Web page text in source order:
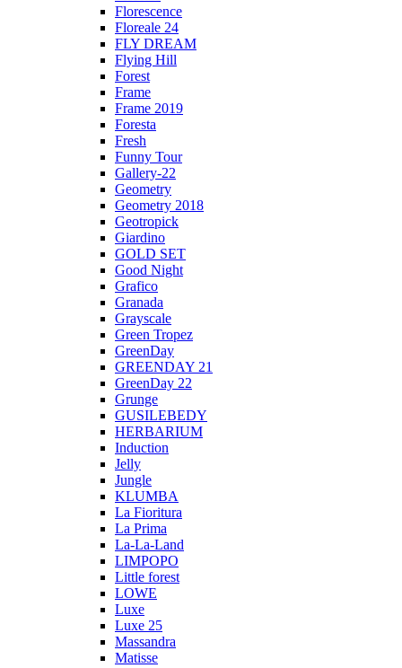
Florescence
Floreale 24
FLY DREAM
Flying Hill
Forest
Frame
Frame 2019
Foresta
Fresh
Funny Tour
Gallery-22
Geometry
Geometry 2018
Geotropick
Giardino
GOLD SET
Good Night
Grafico
Granada
Grayscale
Green Tropez
GreenDay
GREENDAY 21
GreenDay 22
Grunge
GUSILEBEDY
HERBARIUM
Induction
Jelly
Jungle
KLUMBA
La Fioritura
La Prima
La-La-Land
LIMPOPO
Little forest
LOWE
Luxe
Luxe 25
Massandra
Matisse